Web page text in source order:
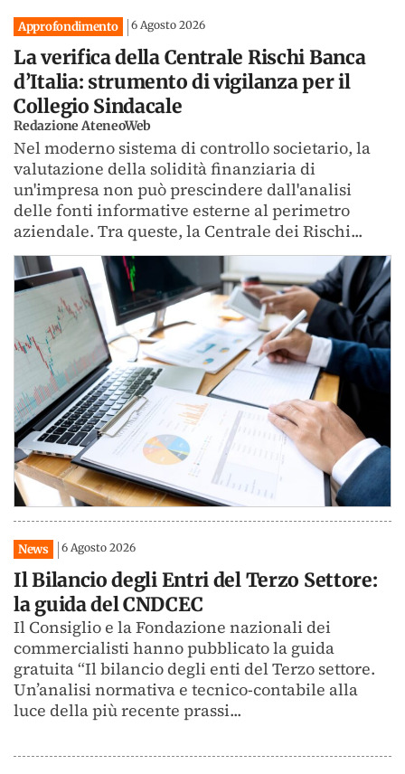
Approfondimento 6 Agosto 2026
La verifica della Centrale Rischi Banca
d’Italia: strumento di vigilanza per il
Collegio Sindacale
Redazione AteneoWeb
Nel moderno sistema di controllo societario, la
valutazione della solidità finanziaria di
un'impresa non può prescindere dall'analisi
delle fonti informative esterne al perimetro
aziendale. Tra queste, la Centrale dei Rischi...
News 6 Agosto 2026
Il Bilancio degli Entri del Terzo Settore:
la guida del CNDCEC
Il Consiglio e la Fondazione nazionali dei
commercialisti hanno pubblicato la guida
gratuita “Il bilancio degli enti del Terzo settore.
Un’analisi normativa e tecnico-contabile alla
luce della più recente prassi...